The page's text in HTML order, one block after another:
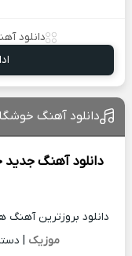
دانلود
دانلود آهنگ
دانلود آهنگ جدید
دانلود بروزترین
موزیک |